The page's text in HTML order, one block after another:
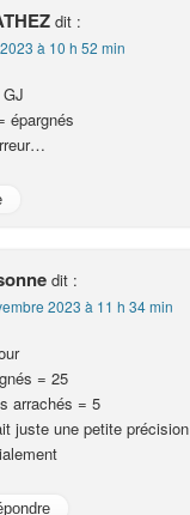
dit :
à 10 h 52 min
épargnés
dit :
2023 à 11 h 34 min
= 25
arrachés = 5
juste une petite précision